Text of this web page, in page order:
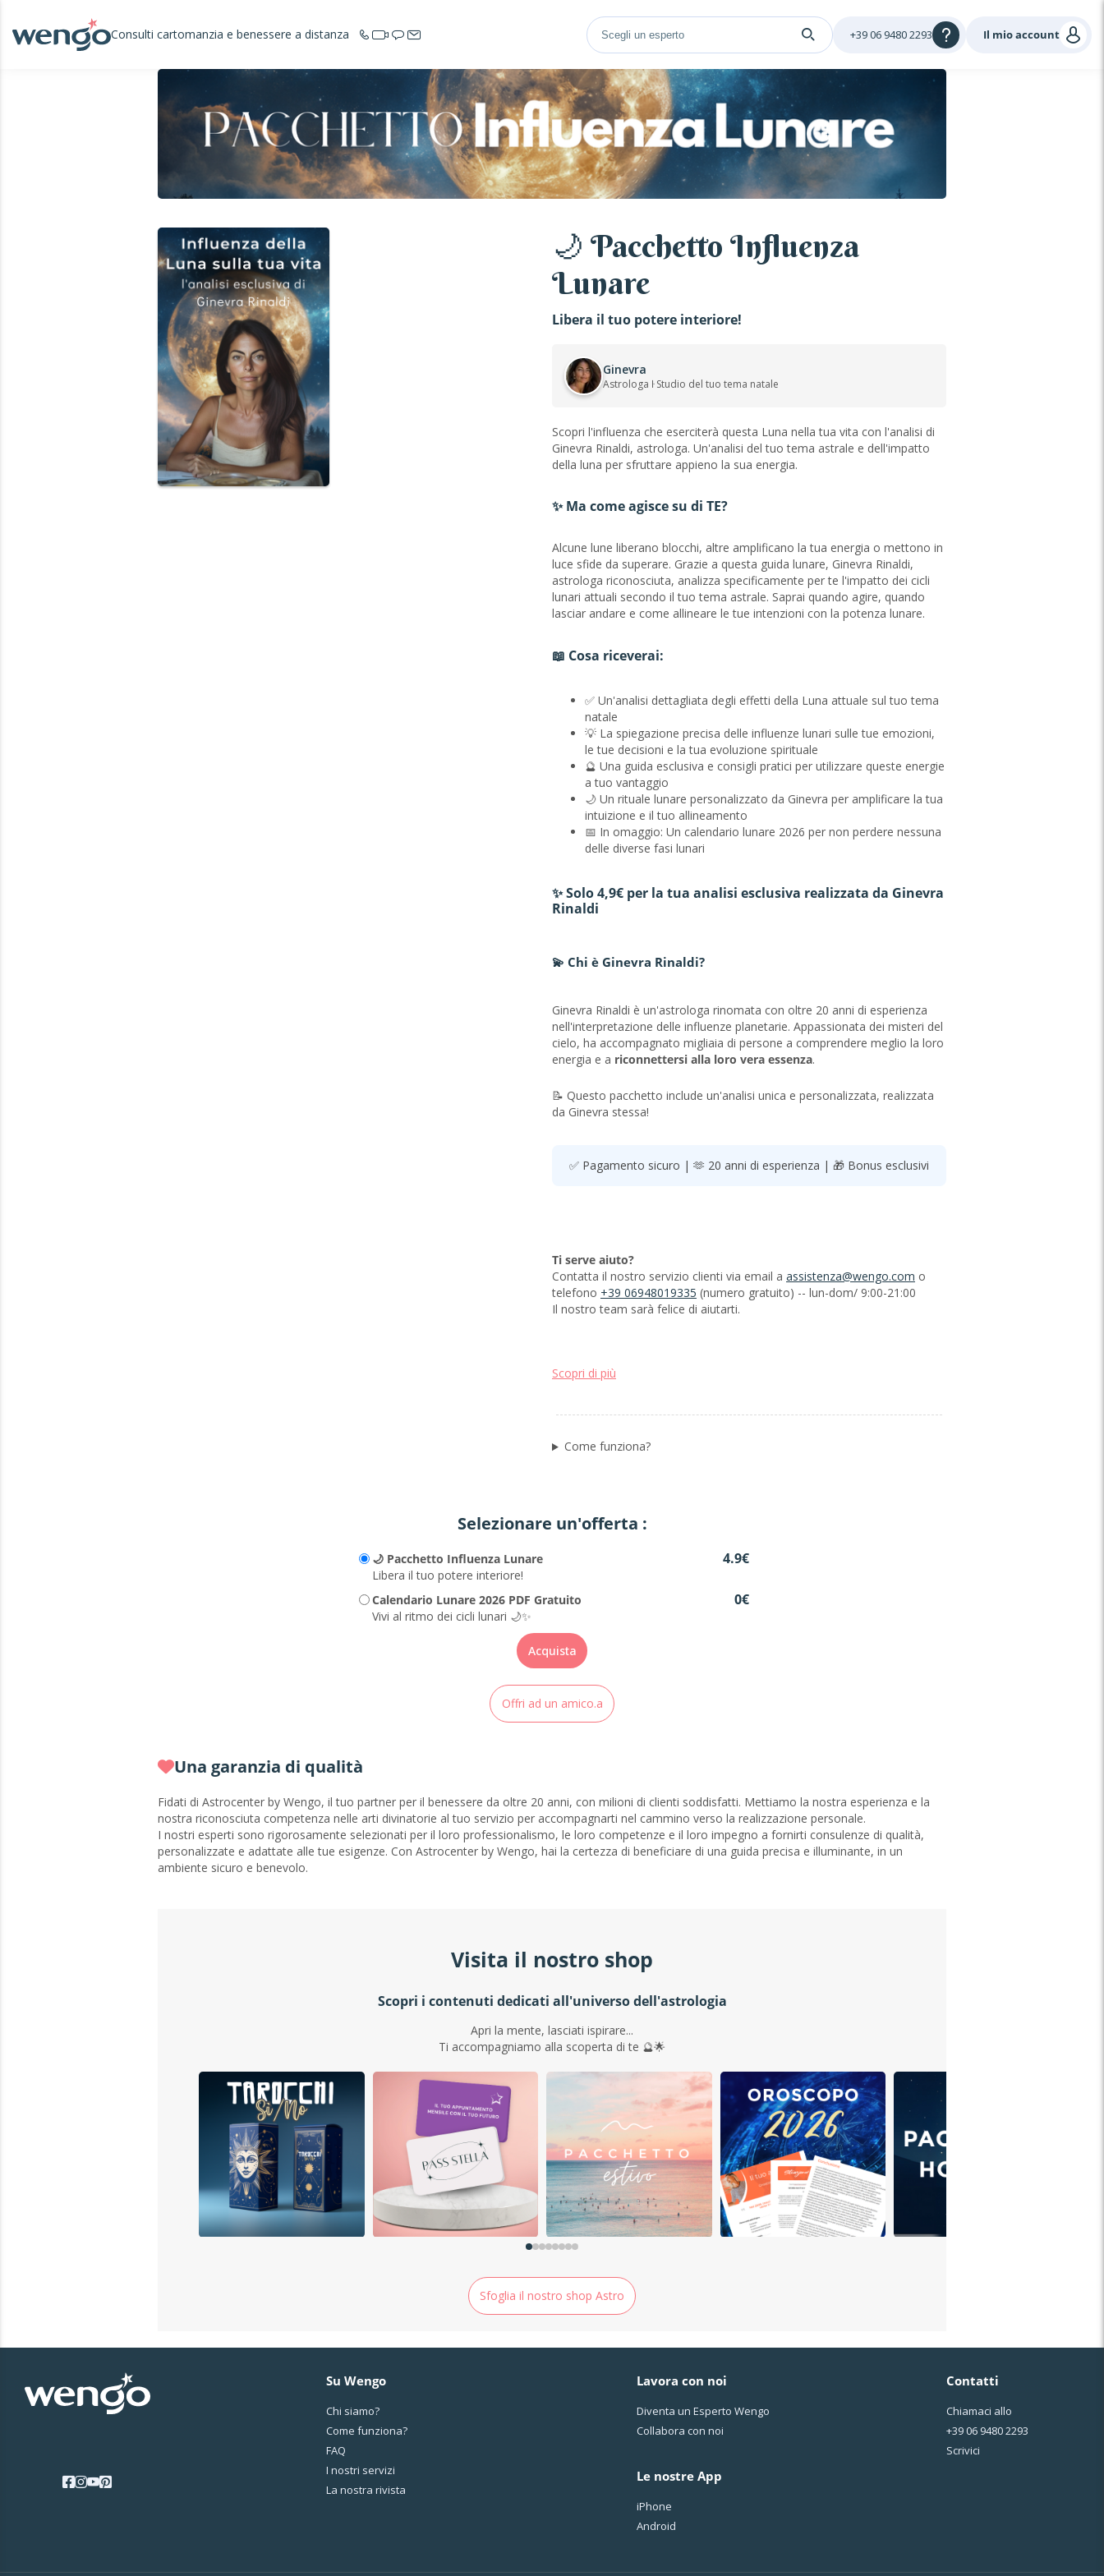
Consulti cartomanzia e benessere a distanza Il mio account
+39 06 9480 2293
🌙 Pacchetto Influenza
Lunare
Libera il tuo potere interiore!
Ginevra
Astrologa ŀ Studio del tuo tema natale
Scopri l'influenza che eserciterà questa Luna nella tua vita con l'analisi di
Ginevra Rinaldi, astrologa. Un'analisi del tuo tema astrale e dell'impatto
della luna per sfruttare appieno la sua energia.
✨ Ma come agisce su di TE?
Alcune lune liberano blocchi, altre amplificano la tua energia o mettono in
luce sfide da superare. Grazie a questa guida lunare, Ginevra Rinaldi,
astrologa riconosciuta, analizza specificamente per te l'impatto dei cicli
lunari attuali secondo il tuo tema astrale. Saprai quando agire, quando
lasciar andare e come allineare le tue intenzioni con la potenza lunare.
📖 Cosa riceverai:
✅ Un'analisi dettagliata degli effetti della Luna attuale sul tuo tema
natale
💡 La spiegazione precisa delle influenze lunari sulle tue emozioni,
le tue decisioni e la tua evoluzione spirituale
🔮 Una guida esclusiva e consigli pratici per utilizzare queste energie
a tuo vantaggio
🌙 Un rituale lunare personalizzato da Ginevra per amplificare la tua
intuizione e il tuo allineamento
📅 In omaggio: Un calendario lunare 2026 per non perdere nessuna
delle diverse fasi lunari
✨ Solo 4,9€ per la tua analisi esclusiva realizzata da Ginevra
Rinaldi
💫 Chi è Ginevra Rinaldi?
Ginevra Rinaldi è un'astrologa rinomata con oltre 20 anni di esperienza
nell'interpretazione delle influenze planetarie. Appassionata dei misteri del
cielo, ha accompagnato migliaia di persone a comprendere meglio la loro
energia e a riconnettersi alla loro vera essenza.
📝 Questo pacchetto include un'analisi unica e personalizzata, realizzata
da Ginevra stessa!
✅ Pagamento sicuro | 🫶 20 anni di esperienza | 🎁 Bonus esclusivi
Ti serve aiuto?
Contatta il nostro servizio clienti via email a assistenza@wengo.com
telefono +39 06948019335 (numero gratuito) -- lun-dom/ 9:00-21:00
Il nostro team sarà felice di aiutarti.
Scopri di più
Come funziona?
Selezionare un'offerta :
🌙 Pacchetto Influenza Lunare
Libera il tuo potere interiore!
4.9€
Calendario Lunare 2026 PDF Gratuito
Vivi al ritmo dei cicli lunari 🌙✨
0€
Acquista
Offri ad un amico.a
Una garanzia di qualità
Fidati di Astrocenter by Wengo, il tuo partner per il benessere da oltre 20 anni, con milioni di clienti soddisfatti. Mettiamo la nostra esperienza e la
nostra riconosciuta competenza nelle arti divinatorie al tuo servizio per accompagnarti nel cammino verso la realizzazione personale.
I nostri esperti sono rigorosamente selezionati per il loro professionalismo, le loro competenze e il loro impegno a fornirti consulenze di qualità,
personalizzate e adattate alle tue esigenze. Con Astrocenter by Wengo, hai la certezza di beneficiare di una guida precisa e illuminante, in un
ambiente sicuro e benevolo.
Visita il nostro shop
Scopri i contenuti dedicati all'universo dell'astrologia
Apri la mente, lasciati ispirare...
Ti accompagniamo alla scoperta di te 🔮🌟
Sfoglia il nostro shop Astro
Su Wengo
Chi siamo?
Come funziona?
FAQ
I nostri servizi
La nostra rivista
Lavora con noi
Diventa un Esperto Wengo
Collabora con noi
Le nostre App
iPhone
Android
Contatti
Chiamaci allo
+39 06 9480 2293
Scrivici